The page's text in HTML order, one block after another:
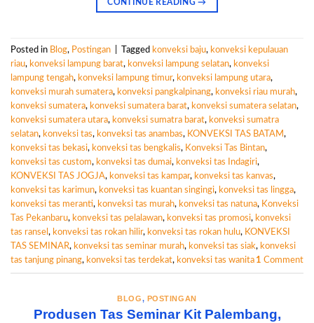
CONTINUE READING→
Posted in Blog, Postingan Tagged konveksi baju, konveksi kepulauan
riau, konveksi lampung barat, konveksi lampung selatan, konveksi
lampung tengah, konveksi lampung timur, konveksi lampung utara,
konveksi murah sumatera, konveksi pangkalpinang, konveksi riau murah,
konveksi sumatera, konveksi sumatera barat, konveksi sumatera selatan,
konveksi sumatera utara, konveksi sumatra barat, konveksi sumatra
selatan, konveksi tas, konveksi tas anambas, KONVEKSI TAS BATAM,
konveksi tas bekasi, konveksi tas bengkalis, Konveksi Tas Bintan,
konveksi tas custom, konveksi tas dumai, konveksi tas Indagiri,
KONVEKSI TAS JOGJA, konveksi tas kampar, konveksi tas kanvas,
konveksi tas karimun, konveksi tas kuantan singingi, konveksi tas lingga,
konveksi tas meranti, konveksi tas murah, konveksi tas natuna, Konveksi
Tas Pekanbaru, konveksi tas pelalawan, konveksi tas promosi, konveksi
tas ransel , konveksi tas rokan hilir, konveksi tas rokan hulu, KONVEKSI
TAS SEMINAR, konveksi tas seminar murah, konveksi tas siak, konveksi
tas tanjung pinang, konveksi tas terdekat, konveksi tas wanita 1 Comment
BLOG, POSTINGAN
Produsen Tas Seminar Kit Palembang,